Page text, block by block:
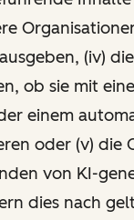
(iv)
ob sie mit
einem
oder (v) die
von KI-
dies nach